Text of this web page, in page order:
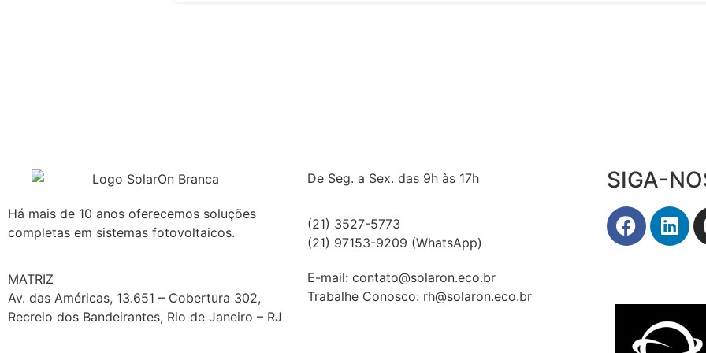
Há mais de 10 anos oferecemos soluções
completas em sistemas fotovoltaicos.
MATRIZ
Av. das Américas, 13.651 – Cobertura 302,
Recreio dos Bandeirantes, Rio de Janeiro – RJ
De Seg. a Sex. das 9h às 17h
(21) 3527-5773
(21) 97153-9209 (WhatsApp)
E-mail: contato@solaron.eco.br
Trabalhe Conosco: rh@solaron.eco.br
SIGA-